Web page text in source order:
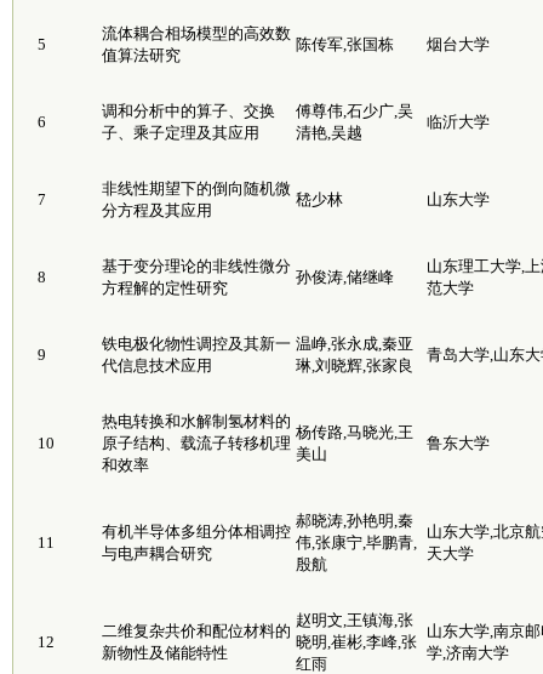
5
流体耦合相场模型的高效数
值算法研究
陈传军,张国栋 烟台大学
6
调和分析中的算子、交换
子、乘子定理及其应用
傅尊伟,石少广,吴
清艳,吴越
临沂大学
7
非线性期望下的倒向随机微
分方程及其应用
嵇少林 山东大学
8
基于变分理论的非线性微分
方程解的定性研究
孙俊涛,储继峰
山东理工大学,
范大学
9
铁电极化物性调控及其新一
代信息技术应用
温峥,张永成,秦亚
琳,刘晓辉,张家良
青岛大学,山东
10
热电转换和水解制氢材料的
原子结构、载流子转移机理
和效率
杨传路,马晓光,王
美山
鲁东大学
11
有机半导体多组分体相调控
与电声耦合研究
郝晓涛,孙艳明,秦
伟,张康宁,毕鹏青,
殷航
山东大学,北京
天大学
12
二维复杂共价和配位材料的
新物性及储能特性
赵明文,王镇海,张
晓明,崔彬,李峰,张
红雨
山东大学,南京
学,济南大学